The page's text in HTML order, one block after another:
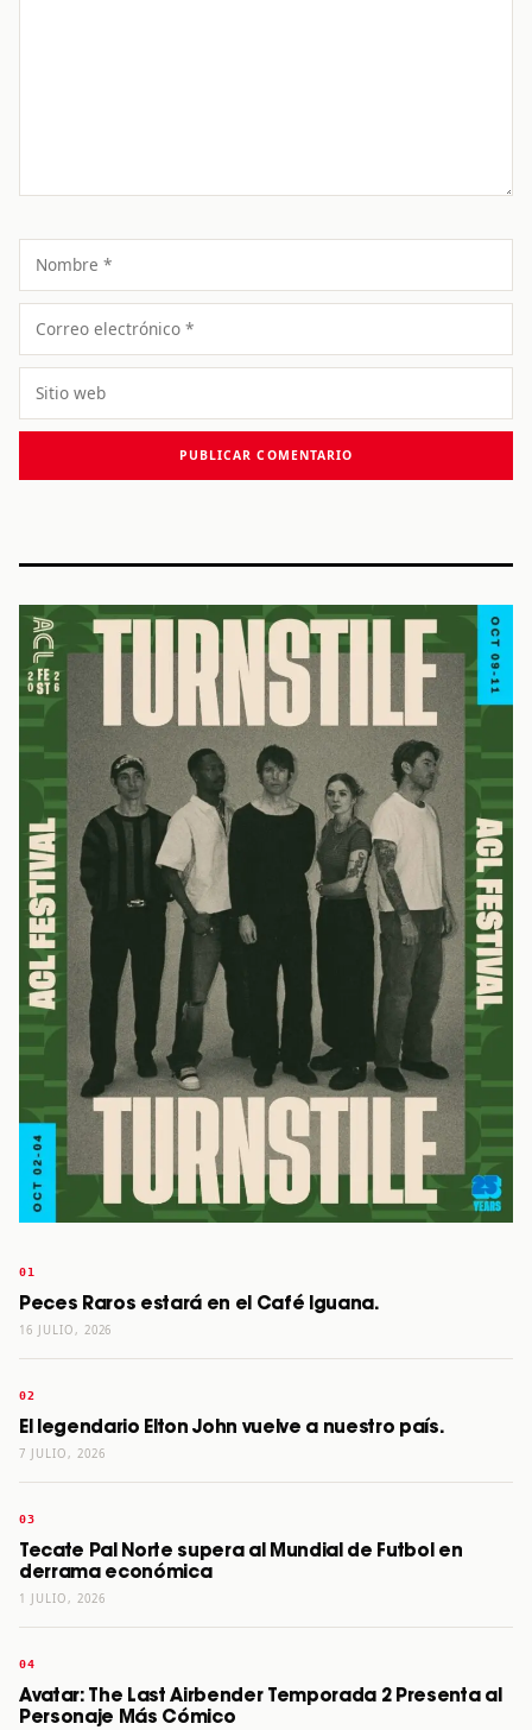
Nombre
Correo
electrónico
Sitio
web
Peces Raros estará en el Café Iguana.
16 JULIO, 2026
El legendario Elton John vuelve a nuestro país.
7 JULIO, 2026
Tecate Pal Norte supera al Mundial de Futbol en
derrama económica
1 JULIO, 2026
Avatar: The Last Airbender Temporada 2 Presenta al
Personaje Más Cómico